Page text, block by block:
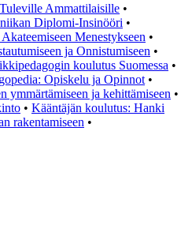
Ammattilaisille •
Diplomi-Insinööri •
Menestykseen •
ja Onnistumiseen •
koulutus Suomessa •
Opiskelu ja Opinnot •
ymmärtämiseen ja kehittämiseen •
• Kääntäjän koulutus: Hanki
rakentamiseen •